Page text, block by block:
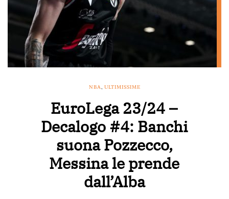
NBA, ULTIMISSIME
EuroLega 23/24 –
Decalogo #4: Banchi
suona Pozzecco,
Messina le prende
dall’Alba